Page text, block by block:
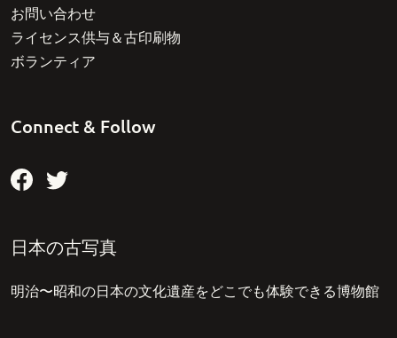
お問い合わせ
ライセンス供与＆古印刷物
ボランティア
Connect & Follow
日本の古写真
明治〜昭和の日本の文化遺産をどこでも体験できる博物館